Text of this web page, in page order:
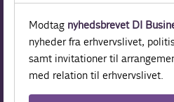
Modtag nyhedsbrevet DI
nyheder fra erhvervslivet,
samt invitationer til
med relation til erhvervslivet.